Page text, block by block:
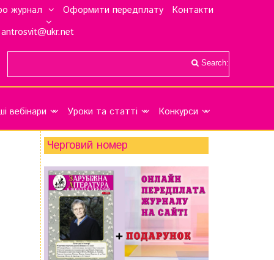
журнал Оформити передплату
Контакти
antrosvit@ukr.net
Search:
вебінари Уроки та статті Конкурси
Черговий номер